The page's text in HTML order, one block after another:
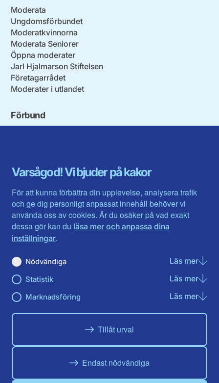
Varsågod! Vi bjuder på kakor
För att kunna förbättra din upplevelse, analysera trafik
och ge dig personligt anpassat innehåll behöver vi
använda oss av cookies. Är du osäker på vad exakt
dessa gör kan du läsa mer och anpassa dina
inställningar.
Nödvändiga Läs merom
Statistik Läs merom
Marknadsföring Läs merom
Tillåt urval
Endast nödvändiga
Moderata
Ungdomsförbundet
Moderatkvinnorna
Moderata Seniorer
Öppna moderater
Jarl Hjalmarson Stiftelsen
Företagarrådet
Moderater i utlandet
Förbund
Gävleborg
Halland
Jämtlands län
Jönköpings län
Kalmar län
Kronobergs län
Norrbotten
Skåne län
Värmlands län
Västerbotten
Västra Götaland
Västernorrland
Västmanland
Örebro län
Östergötland
Du hittar oss här på sociala medier
Facebook
Instagram